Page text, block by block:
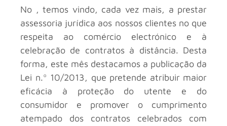
No , temos vindo, cada vez mais, a prestar
assessoria jurídica aos nossos clientes no que
respeita ao comércio electrónico e à
celebração de contratos à distância. Desta
forma, este mês destacamos a publicação da
Lei n.º 10/2013, que pretende atribuir maior
eficácia à proteção do utente e do
consumidor e promover o cumprimento
atempado dos contratos celebrados com